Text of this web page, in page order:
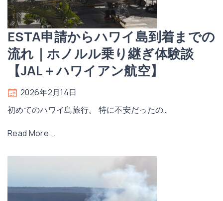
最
新
】
ハ
ワ
イ
4
泊
日
か
ESTA申請からハワイ島到着までの
流れ｜ホノルル乗り継ぎ体験談
【JAL＋ハワイアン航空】
2026年2月14日
初めてのハワイ島旅行。 特に不安だったの…
Read More..."
S
A